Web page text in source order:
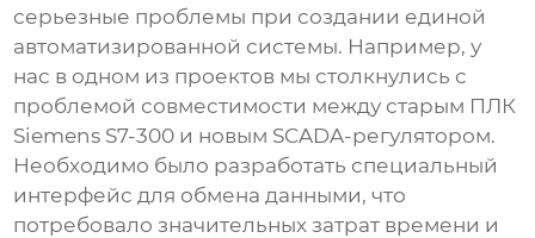
серьезные проблемы при создании единой
автоматизированной системы. Например, у
нас в одном из проектов мы столкнулись с
проблемой совместимости между старым ПЛК
Siemens S7-300 и новым SCADA-регулятором.
Необходимо было разработать специальный
интерфейс для обмена данными, что
потребовало значительных затрат времени и